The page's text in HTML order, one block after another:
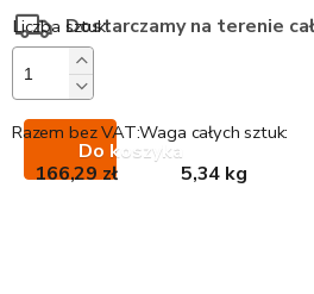
Dostarczamy na terenie
Do koszyka
Waga całych sztuk:
5,34 kg
Razem bez VAT:
166,29 zł